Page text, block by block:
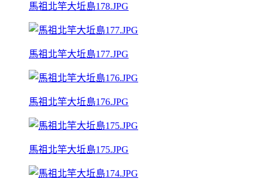
馬祖北竿大坵島178.JPG
馬祖北竿大坵島177.JPG
馬祖北竿大坵島176.JPG
馬祖北竿大坵島175.JPG